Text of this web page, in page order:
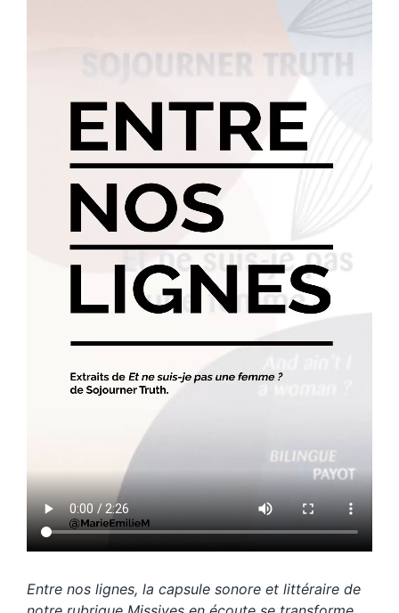
Entre nos lignes, la capsule sonore et littéraire de